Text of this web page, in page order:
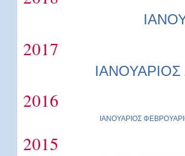
2017
ΙΑΝΟΥΑΡΙΟΣ
2016
ΙΑΝΟΥΑΡΙΟΣ
2015